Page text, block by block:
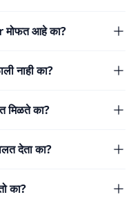
आहे का?
नाही का?
मिळते का?
देता का?
का?